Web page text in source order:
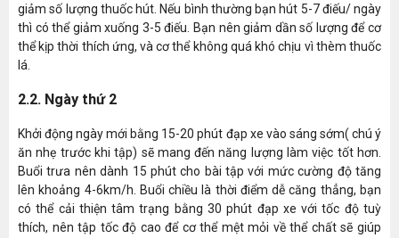
giảm số lượng thuốc hút. Nếu bình thường bạn hút 5-7 điếu/ ngày
thì có thể giảm xuống 3-5 điếu. Bạn nên giảm dần số lượng để cơ
thể kịp thời thích ứng, và cơ thể không quá khó chịu vì thèm thuốc
lá.
2.2. Ngày thứ 2
Khởi động ngày mới bằng 15-20 phút đạp xe vào sáng sớm( chú ý
ăn nhẹ trước khi tập) sẽ mang đến năng lượng làm việc tốt hơn.
Buổi trưa nên dành 15 phút cho bài tập với mức cường độ tăng
lên khoảng 4-6km/h. Buổi chiều là thời điểm dễ căng thẳng, bạn
có thể cải thiện tâm trạng bằng 30 phút đạp xe với tốc độ tuỳ
thích, nên tập tốc độ cao để cơ thể mệt mỏi về thể chất sẽ giúp